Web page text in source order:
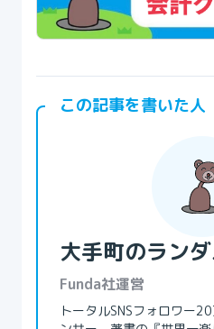
この記事を書いた人
大手町のラン
Funda社運営
トータルSNSフォロワー